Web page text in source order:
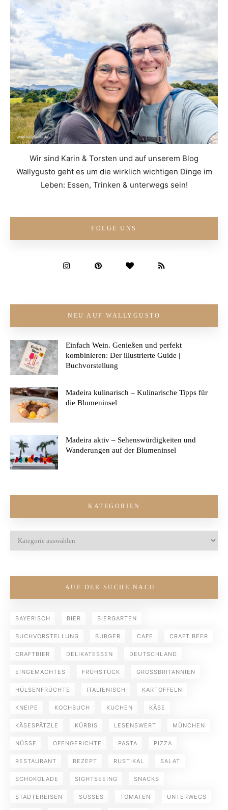
Wir sind Karin & Torsten und auf unserem Blog
Wallygusto geht es um die wirklich wichtigen Dinge im
Leben: Essen, Trinken & unterwegs sein!
FOLGE UNS
NEU AUF WALLYGUSTO
Einfach Wein. Genießen und perfekt
kombinieren: Der illustrierte Guide |
Buchvorstellung
Madeira kulinarisch – Kulinarische Tipps für
die Blumeninsel
Madeira aktiv – Sehenswürdigkeiten und
Wanderungen auf der Blumeninsel
KATEGORIEN
AUF DER SUCHE NACH…
BAYERISCH BIER BIERGARTEN
BUCHVORSTELLUNG BURGER CAFE CRAFT BEER
CRAFTBIER DELIKATESSEN DEUTSCHLAND
EINGEMACHTES FRÜHSTÜCK GROSSBRITANNIEN
HÜLSENFRÜCHTE ITALIENISCH KARTOFFELN
KNEIPE KOCHBUCH KUCHEN KÄSE
KÄSESPÄTZLE KÜRBIS LESENSWERT MÜNCHEN
NÜSSE OFENGERICHTE PASTA PIZZA
RESTAURANT REZEPT RUSTIKAL SALAT
SCHOKOLADE SIGHTSEEING SNACKS
STÄDTEREISEN SÜSSES TOMATEN UNTERWEGS